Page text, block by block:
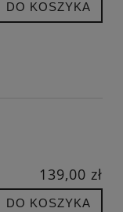
DO KOSZYKA
139,00 zł
DO KOSZYKA